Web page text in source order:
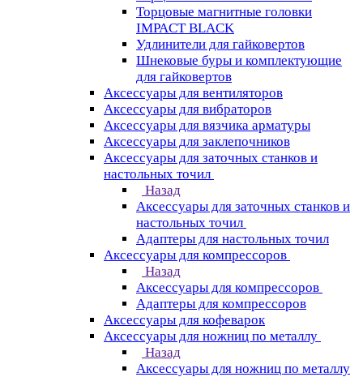
Торцовые магнитные головки
IMPACT BLACK
Удлинители для гайковертов
Шнековые буры и комплектующие
для гайковертов
Аксессуары для вентиляторов
Аксессуары для вибраторов
Аксессуары для вязчика арматуры
Аксессуары для заклепочников
Аксессуары для заточных станков и
настольных точил
Назад
Аксессуары для заточных станков и
настольных точил
Адаптеры для настольных точил
Аксессуары для компрессоров
Назад
Аксессуары для компрессоров
Адаптеры для компрессоров
Аксессуары для кофеварок
Аксессуары для ножниц по металлу
Назад
Аксессуары для ножниц по металлу